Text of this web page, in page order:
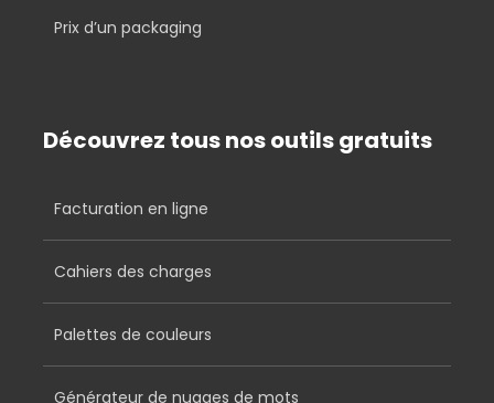
Prix d’un packaging
Découvrez tous nos outils gratuits
Facturation en ligne
Cahiers des charges
Palettes de couleurs
Générateur de nuages de mots